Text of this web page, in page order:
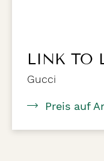
LINK TO
Gucci
Preis auf